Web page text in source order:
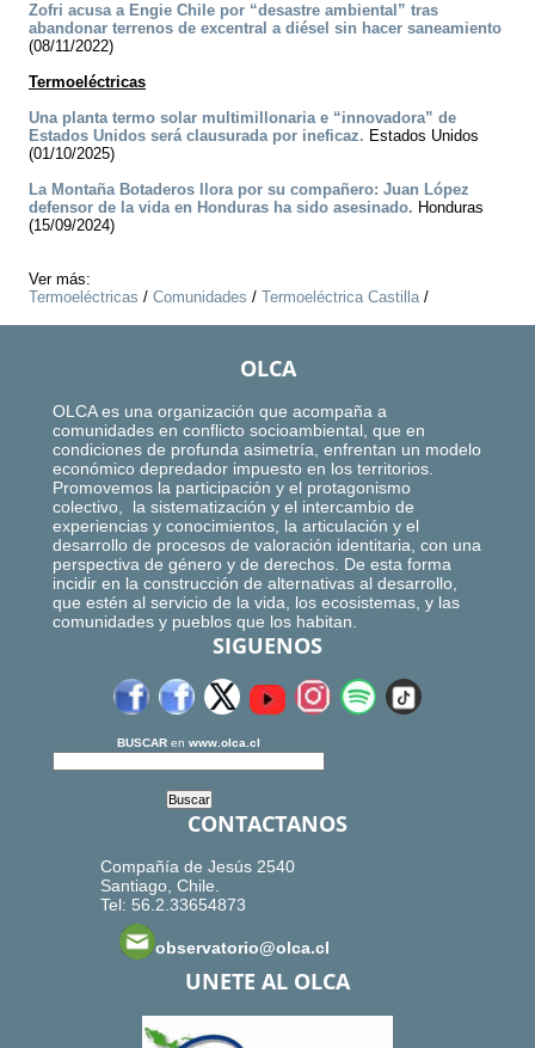
Zofri acusa a Engie Chile por “desastre ambiental” tras
abandonar terrenos de excentral a diésel sin hacer saneamiento
(08/11/2022)
Termoeléctricas
Una planta termo solar multimillonaria e “innovadora” de
Estados Unidos será clausurada por ineficaz. Estados Unidos
(01/10/2025)
La Montaña Botaderos llora por su compañero: Juan López
defensor de la vida en Honduras ha sido asesinado. Honduras
(15/09/2024)
Ver más:
Termoeléctricas / Comunidades / Termoeléctrica Castilla/
OLCA
OLCA es una organización que acompaña a
comunidades en conflicto socioambiental, que en
condiciones de profunda asimetría, enfrentan un modelo
económico depredador impuesto en los territorios.
Promovemos la participación y el protagonismo
colectivo, la sistematización y el intercambio de
experiencias y conocimientos, la articulación y el
desarrollo de procesos de valoración identitaria, con una
perspectiva de género y de derechos. De esta forma
incidir en la construcción de alternativas al desarrollo,
que estén al servicio de la vida, los ecosistemas, y las
comunidades y pueblos que los habitan.
SIGUENOS
BUSCAR en www.olca.cl
CONTACTANOS
Compañía de Jesús 2540
Santiago, Chile.
Tel: 56.2.33654873
observatorio@olca.cl
UNETE AL OLCA